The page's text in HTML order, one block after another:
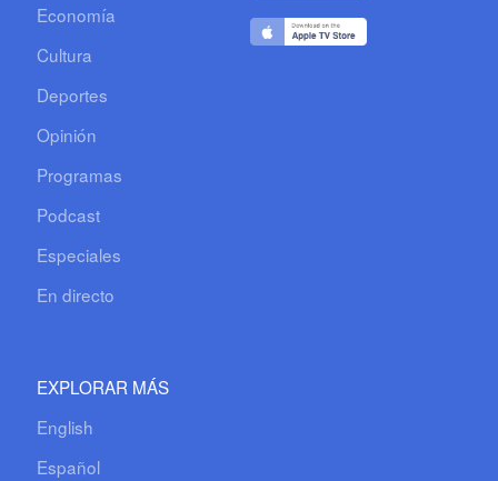
Economía
Cultura
Deportes
Opinión
Programas
Podcast
Especiales
En directo
EXPLORAR MÁS
English
Español